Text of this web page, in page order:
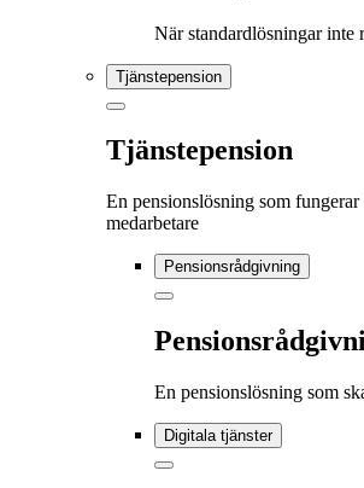
När standardlösningar inte
Tjänstepension
Tjänstepension
En pensionslösning som
medarbetare
Pensionsrådgivning
En pensionslösning som
Digitala tjänster